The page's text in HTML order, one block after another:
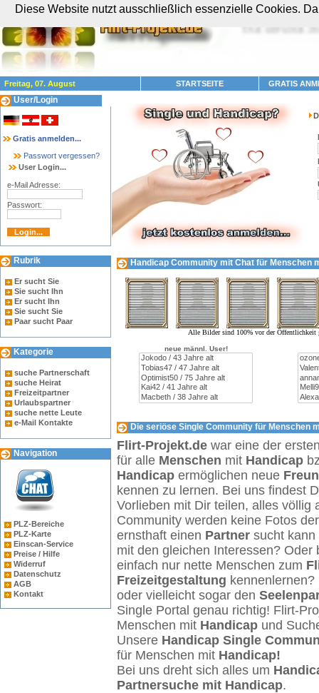
Freitag, 07. August STARTSEITE GRATIS
User/Login
Gratis anmelden...
Passwort vergessen?
User Login...
e-Mail Adresse:
Passwort:
Rubrik
Er sucht Sie
Sie sucht Ihn
Er sucht Ihn
Sie sucht Sie
Paar sucht Paar
Kategorie
suche Partnerschaft
suche Heirat
Freizeitpartner
Urlaubspartner
suche nette Leute
e-Mail Kontakte
Navigation
PLZ-Bereiche
PLZ-Karte
Einscan-Service
Preise / Hilfe
Widerruf
Datenschutz
AGB
Kontakt
Handicap Community mit Chat für Menschen
Alle Bilder sind 100% vor der Öffentlichkeit
neue männl. User!
Die seriöse Single Community für Menschen
Flirt-Projekt.dewar eine der
für alle Menschen mit Handicap
Handicapermöglichen neue
kennen zu lernen. Bei uns findest
Vorlieben mit Dir teilen, alles völlig
Community werden keine Fotos
ernsthaft einen Partnersucht kann
mit den gleichen Interessen? Oder
einfach nur nette Menschen zum
Freizeitgestaltung
oder vielleicht sogar den
Single Portal genau richtig! Flirt-
Menschen mit Handicapund
Unsere Handicap Single
für Menschen mit Handicap!
Bei uns dreht sich alles um
Partnersuche mit Handicap.
Diese Website nutzt ausschließlich essenzielle Cookies.